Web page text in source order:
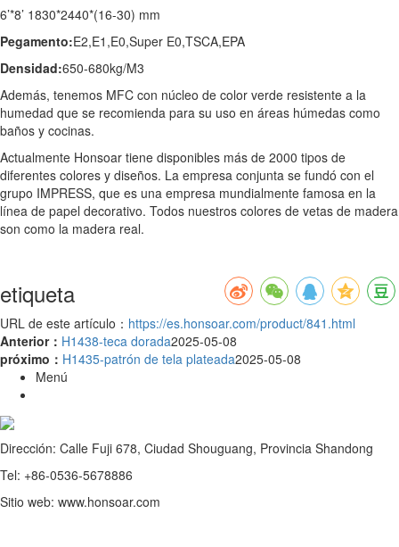
6’*8’ 1830*2440*(16-30) mm
Pegamento:E2,E1,E0,Super E0,TSCA,EPA
Densidad:650-680kg/M3
Además, tenemos MFC con núcleo de color verde resistente a la
humedad que se recomienda para su uso en áreas húmedas como
baños y cocinas.
Actualmente Honsoar tiene disponibles más de 2000 tipos de
diferentes colores y diseños. La empresa conjunta se fundó con el
grupo IMPRESS, que es una empresa mundialmente famosa en la
línea de papel decorativo. Todos nuestros colores de vetas de madera
son como la madera real.
etiqueta
URL de este artículo： https://es.honsoar.com/product/841.html
Anterior： H1438-teca dorada2025-05-08
próximo： H1435-patrón de tela plateada2025-05-08
Menú
Dirección: Calle Fuji 678, Ciudad Shouguang, Provincia Shandong
Tel: +86-0536-5678886
Sitio web: www.honsoar.com